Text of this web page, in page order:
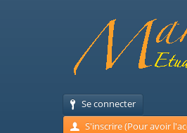
Se connecter
S'inscrire (Pour avoir